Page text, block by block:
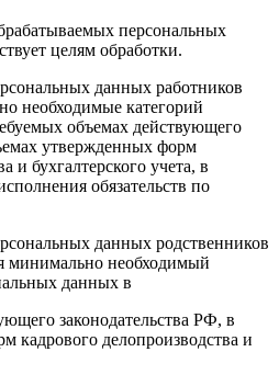
персональных
целям обработки.
данных работников
необходимые категорий
объемах действующего
утвержденных форм
и бухгалтерского учета, в
обязательств по
данных родственников
минимально необходимый
данных в
законодательства РФ, в
кадрового делопроизводства и